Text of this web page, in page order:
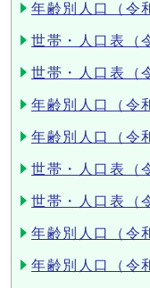
年齢別人口（令
世帯・人口表（
世帯・人口表（
年齢別人口（令
年齢別人口（令
世帯・人口表（
世帯・人口表（
年齢別人口（令
年齢別人口（令